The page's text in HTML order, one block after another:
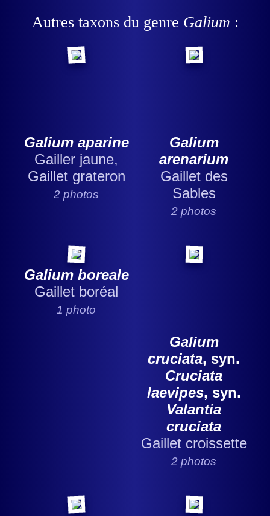
Autres taxons du genre Galium :
Galium aparine
Gailler jaune,
Gaillet grateron
2 photos
Galium
arenarium
Gaillet des
Sables
2 photos
Galium boreale
Gaillet boréal
1 photo
Galium
cruciata, syn.
Cruciata
laevipes, syn.
Valantia
cruciata
Gaillet croissette
2 photos